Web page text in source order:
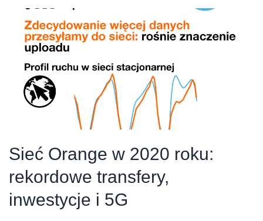
roku:
rekordowe
transfery,
inwestycje
Sieć Orange w 2020 roku:
rekordowe transfery,
inwestycje i 5G